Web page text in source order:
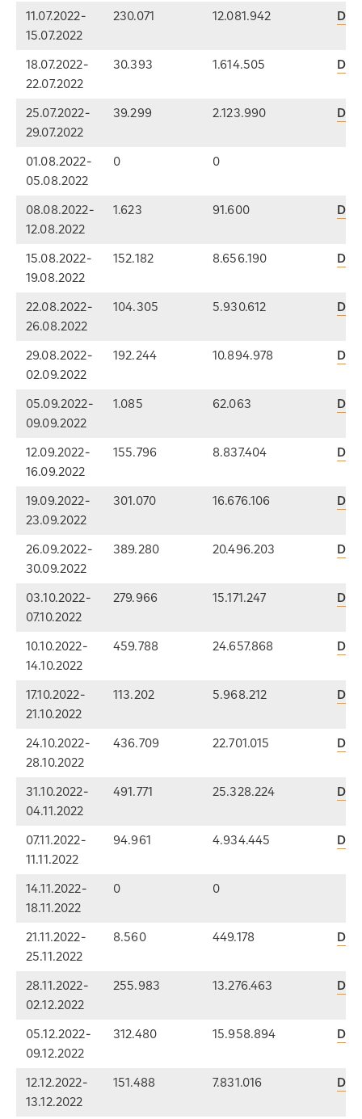
11.07.2022-
15.07.2022
230.071 12.081.942
18.07.2022-
22.07.2022
30.393 1.614.505
25.07.2022-
29.07.2022
39.299 2.123.990
01.08.2022-
05.08.2022
0 0
08.08.2022-
12.08.2022
1.623 91.600
15.08.2022-
19.08.2022
152.182 8.656.190
22.08.2022-
26.08.2022
104.305 5.930.612
29.08.2022-
02.09.2022
192.244 10.894.978
05.09.2022-
09.09.2022
1.085 62.063
12.09.2022-
16.09.2022
155.796 8.837.404
19.09.2022-
23.09.2022
301.070 16.676.106
26.09.2022-
30.09.2022
389.280 20.496.203
03.10.2022-
07.10.2022
279.966 15.171.247
10.10.2022-
14.10.2022
459.788 24.657.868
17.10.2022-
21.10.2022
113.202 5.968.212
24.10.2022-
28.10.2022
436.709 22.701.015
31.10.2022-
04.11.2022
491.771 25.328.224
07.11.2022-
11.11.2022
94.961 4.934.445
14.11.2022-
18.11.2022
0 0
21.11.2022-
25.11.2022
8.560 449.178
28.11.2022-
02.12.2022
255.983 13.276.463
05.12.2022-
09.12.2022
312.480 15.958.894
12.12.2022-
13.12.2022
151.488 7.831.016